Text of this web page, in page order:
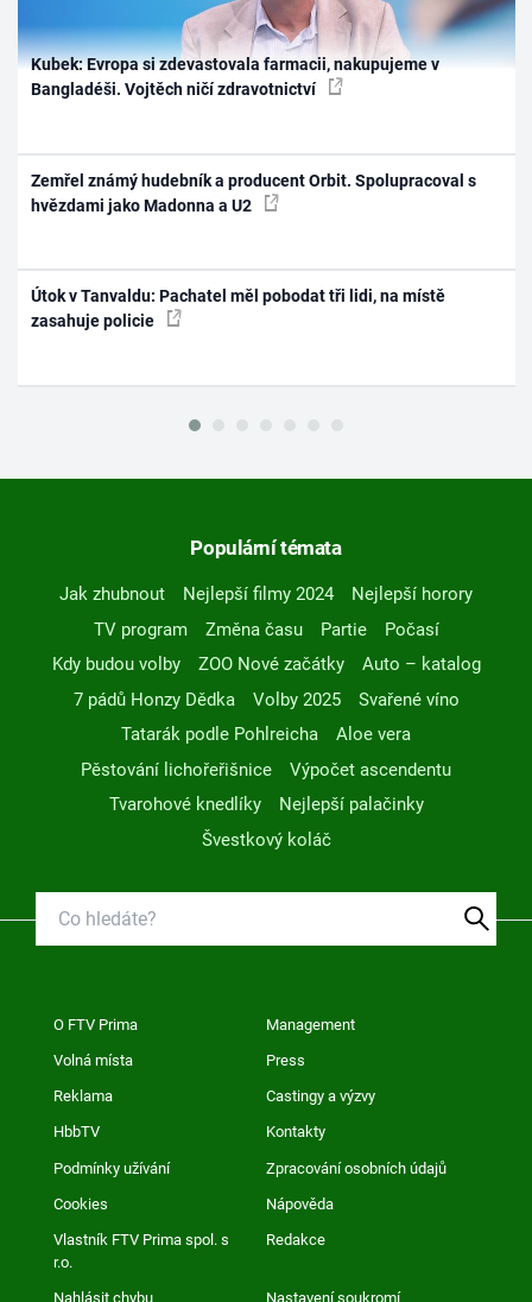
Kubek: Evropa si zdevastovala farmacii, nakupujeme v
Bangladéši. Vojtěch ničí zdravotnictví
Zemřel známý hudebník a producent Orbit. Spolupracoval s
hvězdami jako Madonna a U2
Útok v Tanvaldu: Pachatel měl pobodat tři lidi, na místě
zasahuje policie
Populární témata
Jak zhubnout Nejlepší filmy 2024
Nejlepší horory
TV program
Změna času Partie
Počasí
Kdy budou volby
ZOO Nové začátky
Auto – katalog
7 pádů Honzy Dědka
Volby 2025
Svařené víno
Tatarák podle Pohlreicha
Aloe vera
Pěstování lichořeřišnice
Výpočet ascendentu
Tvarohové knedlíky
Nejlepší palačinky
Švestkový koláč
O FTV Prima Management
Volná místa Press
Reklama Castingy a výzvy
HbbTV Kontakty
Podmínky užívání Zpracování osobních údajů
Cookies Nápověda
Vlastník FTV Prima spol. s
r.o.
Redakce
Nahlásit chybu Nastavení soukromí